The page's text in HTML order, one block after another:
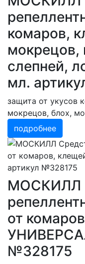
комаров,
мокрецов,
слепней,
мл.
защита от укусов
мокрецов, блох,
подробнее
МОСКИЛЛ
от
№328175